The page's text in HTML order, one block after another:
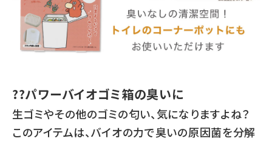
??パワーバイオゴミ箱の臭いに
生ゴミやその他のゴミの匂い、気になりますよね？
このアイテムは、バイオの力で臭いの原因菌を分解